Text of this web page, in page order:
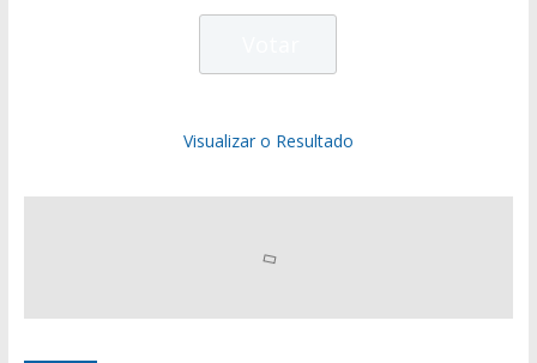
Visualizar o Resultado